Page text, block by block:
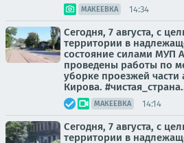
МАКЕЕВКА 14:34
Сегодня, 7 августа, с
территории в
состояние силами МУП
проведены работы по
уборке проезжей части
Кирова.
МАКЕЕВКА 14:14
Сегодня, 7 августа, с
территории в